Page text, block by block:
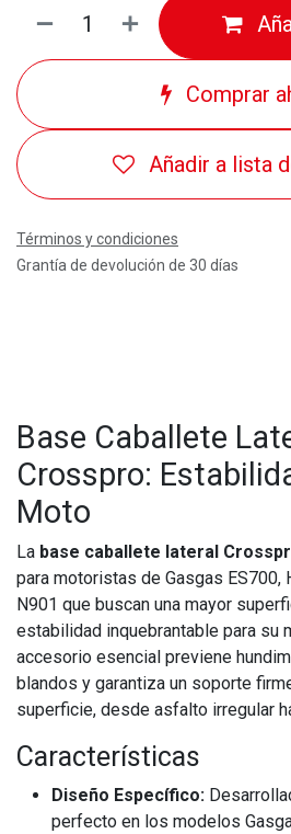
Comprar
Añadir a lista
Términos y condiciones
Grantía de devolución de 30 días
Base Caballete
Crosspro:
Moto
La base caballete lateral
para motoristas de Gasgas ES700,
N901 que buscan una mayor
estabilidad inquebrantable para su
accesorio esencial previene
blandos y garantiza un soporte
superficie, desde asfalto irregular
Características
Diseño Específico:
perfecto en los modelos